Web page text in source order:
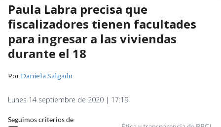
Paula Labra precisa que
fiscalizadores tienen facultades
para ingresar a las viviendas
durante el 18
PorDaniela Salgado
Lunes 14 septiembre de 2020 | 17:19
Seguimos criterios de